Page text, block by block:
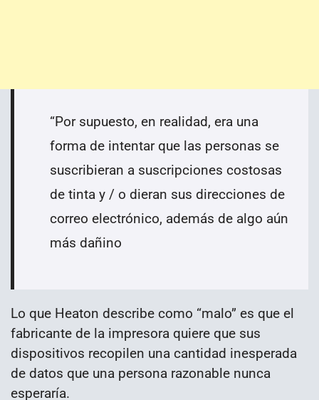
“Por supuesto, en realidad, era una
forma de intentar que las personas se
suscribieran a suscripciones costosas
de tinta y / o dieran sus direcciones de
correo electrónico, además de algo aún
más dañino
Lo que Heaton describe como “malo” es que el
fabricante de la impresora quiere que sus
dispositivos recopilen una cantidad inesperada
de datos que una persona razonable nunca
esperaría.